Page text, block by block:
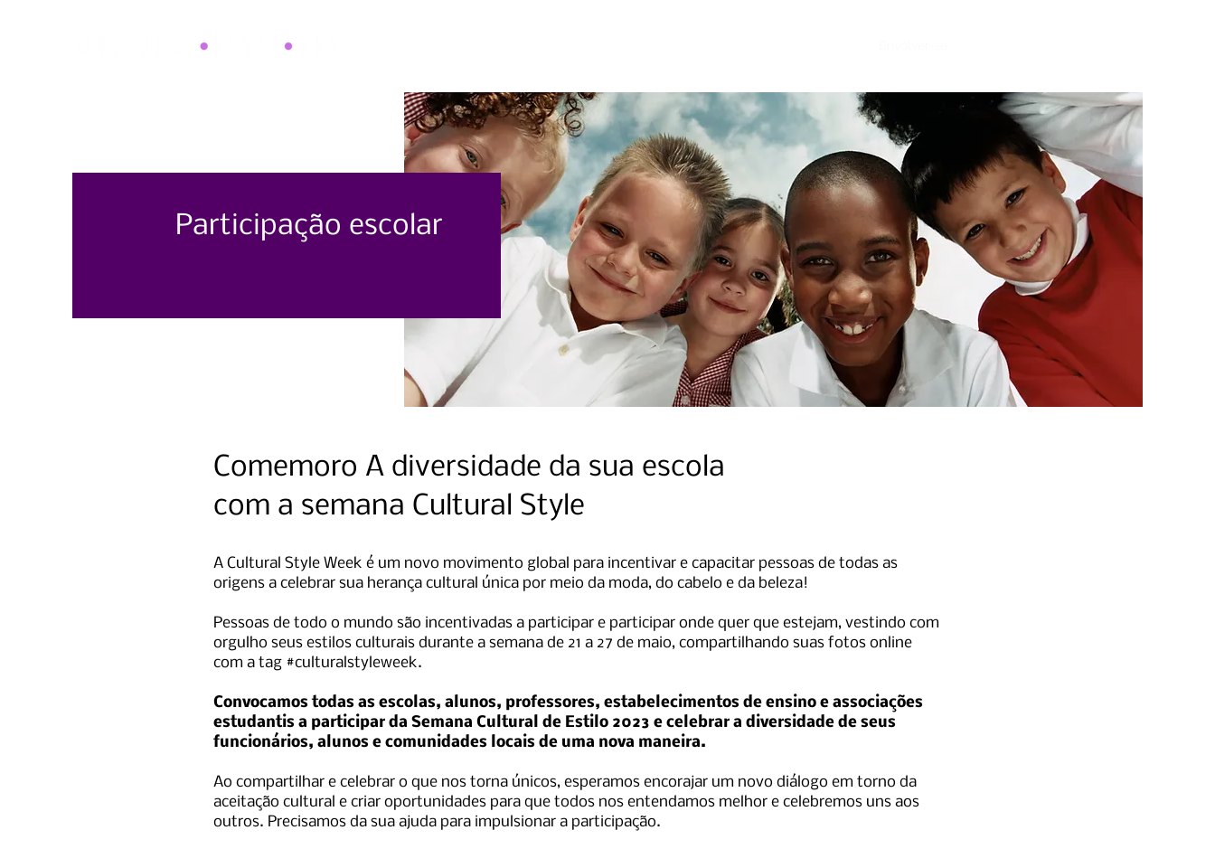
Participação escolar
Comemoro A diversidade da sua escola
com a semana Cultural Style
A Cultural Style Week é um novo movimento global para incentivar e capacitar pessoas de todas as
origens a celebrar sua herança cultural única por meio da moda, do cabelo e da beleza!
Pessoas de todo o mundo são incentivadas a participar e participar onde quer que estejam, vestindo com
orgulho seus estilos culturais durante a semana de 21 a 27 de maio, compartilhando suas fotos online
com a tag #culturalstyleweek.
​Convocamos todas as escolas, alunos, professores, estabelecimentos de ensino e associações
estudantis a participar da Semana Cultural de Estilo 2023 e celebrar a diversidade de seus
funcionários, alunos e comunidades locais de uma nova maneira.
Ao compartilhar e celebrar o que nos torna únicos, esperamos encorajar um novo diálogo em torno da
aceitação cultural e criar oportunidades para que todos nos entendamos melhor e celebremos uns aos
outros. Precisamos da sua ajuda para impulsionar a participação.